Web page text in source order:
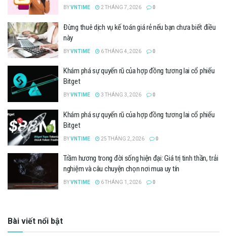
BYVNTIME 2 THÁNG 7, 2026 0
Đừng thuê dịch vụ kế toán giá rẻ nếu bạn chưa biết điều
này
BYVNTIME 6 THÁNG 4, 2026 0
Khám phá sự quyến rũ của hợp đồng tương lai cổ phiếu
Bitget
BYVNTIME 3 THÁNG 3, 2026 0
Khám phá sự quyến rũ của hợp đồng tương lai cổ phiếu
Bitget
BYVNTIME 25 THÁNG 2, 2026 0
Trầm hương trong đời sống hiện đại: Giá trị tinh thần, trải
nghiệm và câu chuyện chọn nơi mua uy tín
BYVNTIME 6 THÁNG 1, 2026 0
Bài viết nổi bật